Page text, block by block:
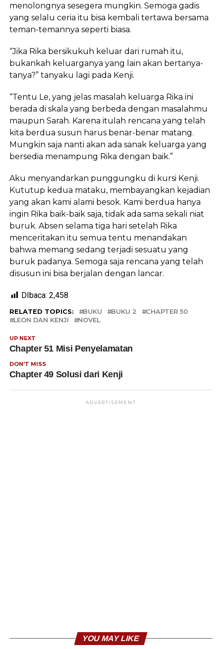
menolongnya sesegera mungkin. Semoga gadis
yang selalu ceria itu bisa kembali tertawa bersama
teman-temannya seperti biasa.
“Jika Rika bersikukuh keluar dari rumah itu,
bukankah keluarganya yang lain akan bertanya-
tanya?” tanyaku lagi pada Kenji.
“Tentu Le, yang jelas masalah keluarga Rika ini
berada di skala yang berbeda dengan masalahmu
maupun Sarah. Karena itulah rencana yang telah
kita berdua susun harus benar-benar matang.
Mungkin saja nanti akan ada sanak keluarga yang
bersedia menampung Rika dengan baik.”
Aku menyandarkan punggungku di kursi Kenji.
Kututup kedua mataku, membayangkan kejadian
yang akan kami alami besok. Kami berdua hanya
ingin Rika baik-baik saja, tidak ada sama sekali niat
buruk. Absen selama tiga hari setelah Rika
menceritakan itu semua tentu menandakan
bahwa memang sedang terjadi sesuatu yang
buruk padanya. Semoga saja rencana yang telah
disusun ini bisa berjalan dengan lancar.
DIbaca: 2,458
RELATED TOPICS: BUKU BUKU 2
CHAPTER 50
LEON DAN KENJI
NOVEL
UP NEXT
Chapter 51 Misi Penyelamatan
DON'T MISS
Chapter 49 Solusi dari Kenji
ADVERTISEMENT
YOU MAY LIKE